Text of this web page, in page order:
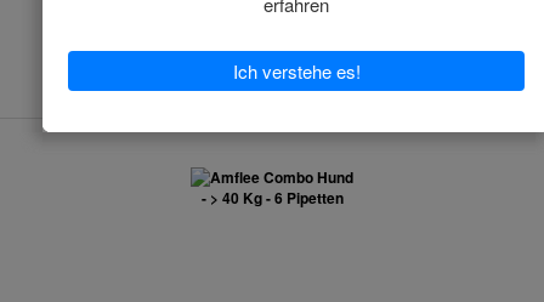
Jezt kaufen Jezt kaufen